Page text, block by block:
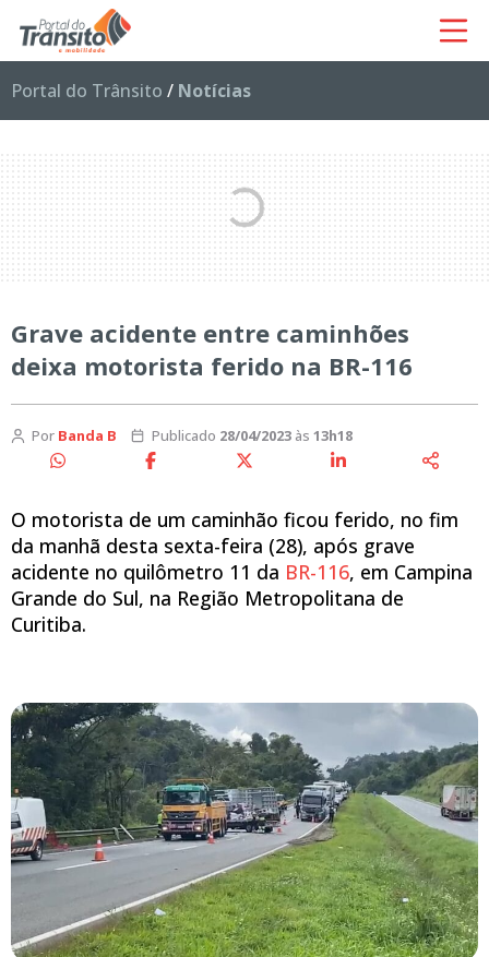
Portal do Trânsito / Notícias
Grave acidente entre caminhões
deixa motorista ferido na BR-116
Por Banda B Publicado 28/04/2023às 13h18
O motorista de um caminhão ficou ferido, no fim
da manhã desta sexta-feira (28), após grave
acidente no quilômetro 11 da BR-116, em Campina
Grande do Sul, na Região Metropolitana de
Curitiba.